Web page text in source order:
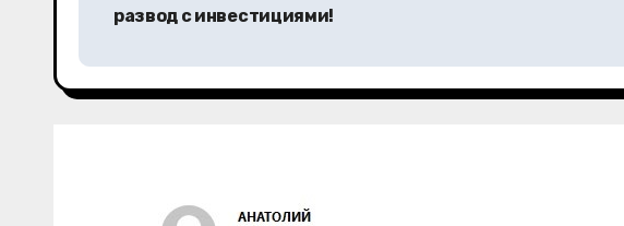
и
развод с инвестициями!